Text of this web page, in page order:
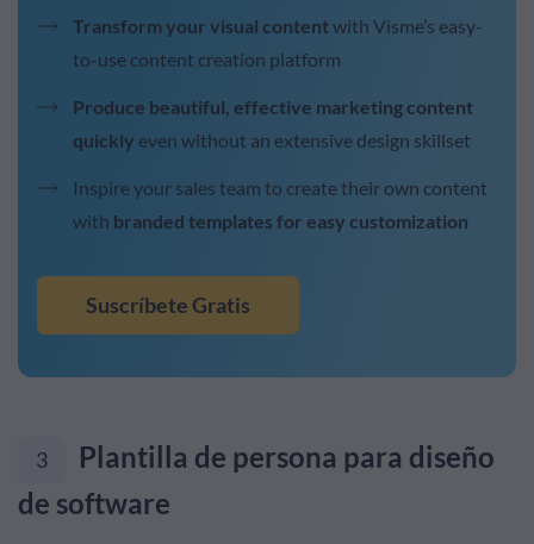
Transform your visual contentwith Visme’s easy-
to-use content creation platform
Produce beautiful, effective marketing content
quickly even without an extensive design skillset
Inspire your sales team to create their own content
with branded templates for easy customization
Suscríbete Gratis
3
Plantilla de persona para diseño
de software